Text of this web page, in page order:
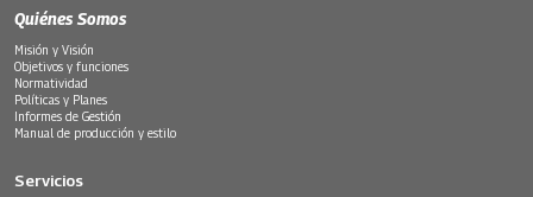
Quiénes Somos
Misión y Visión
Objetivos y funciones
Normatividad
Políticas y Planes
Informes de Gestión
Manual de producción y estilo
Servicios